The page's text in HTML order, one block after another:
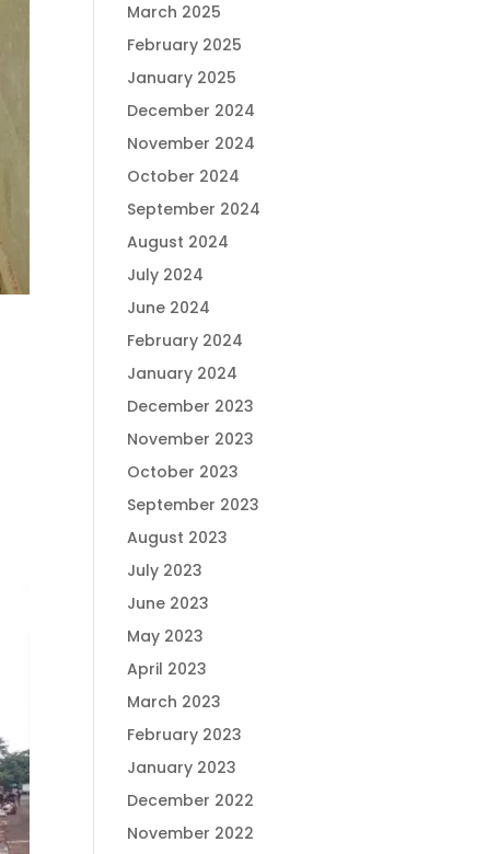
March 2025
February 2025
January 2025
December 2024
November 2024
October 2024
September 2024
August 2024
July 2024
June 2024
February 2024
January 2024
December 2023
November 2023
October 2023
September 2023
August 2023
July 2023
June 2023
May 2023
April 2023
March 2023
February 2023
January 2023
December 2022
November 2022